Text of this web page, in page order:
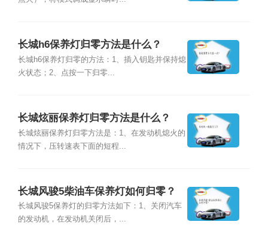
长城h6保养灯归零方法是什么？
长城h6保养灯归零的方法：1、插入钥匙并保持熄
火状态；2、点按一下归零...
长城炫丽保养灯归零方法是什么？
长城炫丽保养灯归零方法是：1、在发动机熄火的
情况下，压转速表下面的短程...
长城风骏5柴油车保养灯如何归零？
长城风骏5保养灯的归零方法如下：1、关闭汽车
的发动机，在发动机关闭后，...